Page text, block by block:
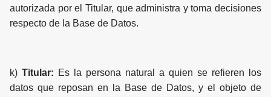
autorizada por el Titular, que administra y toma decisiones
respecto de la Base de Datos.
k) Titular: Es la persona natural a quien se refieren los
datos que reposan en la Base de Datos, y el objeto de